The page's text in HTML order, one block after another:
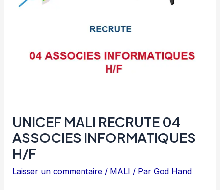
UNICEF MALI RECRUTE 04
ASSOCIES INFORMATIQUES
H/F
Laisser un commentaire / MALI / ParGod Hand